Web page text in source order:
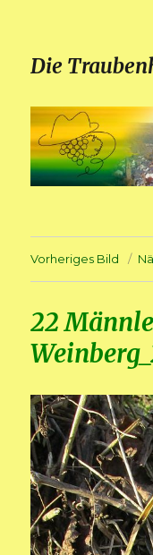
Die
Vorheriges Bild
22